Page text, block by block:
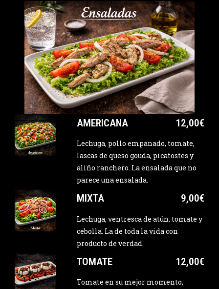
AMERICANA 12,00€
Lechuga, pollo empanado, tomate,
lascas de queso gouda, picatostes y
aliño ranchero. La ensalada que no
parece una ensalada.
MIXTA 9,00€
Lechuga, ventresca de atún, tomate y
cebolla. La de toda la vida con
producto de verdad.
TOMATE 12,00€
Tomate en su mejor momento,